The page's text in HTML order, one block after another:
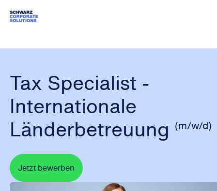
Tax Specialist -
Internationale
Länderbetreuung (m/w/d)
Jetzt bewerben